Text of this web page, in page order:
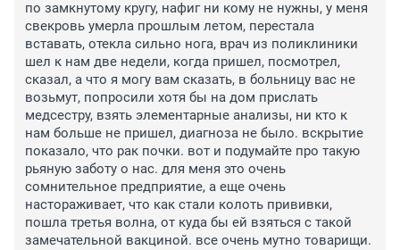
по замкнутому кругу, нафиг ни кому не нужны, у меня
свекровь умерла прошлым летом, перестала
вставать, отекла сильно нога, врач из поликлиники
шел к нам две недели, когда пришел, посмотрел,
сказал, а что я могу вам сказать, в больницу вас не
возьмут, попросили хотя бы на дом прислать
медсестру, взять элементарные анализы, ни кто к
нам больше не пришел, диагноза не было. вскрытие
показало, что рак почки. вот и подумайте про такую
рьяную заботу о нас. для меня это очень
сомнительное предприятие, а еще очень
настораживает, что как стали колоть прививки,
пошла третья волна, от куда бы ей взяться с такой
замечательной вакциной. все очень мутно товарищи.